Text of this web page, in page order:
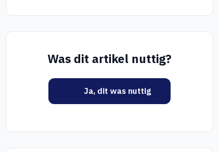
Was dit artikel nuttig?
Ja, dit was nuttig